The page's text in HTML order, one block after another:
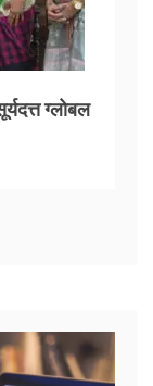
ग्लोबल